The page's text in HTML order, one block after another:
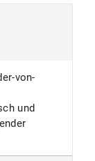
bei
& Deutsch
von-
und